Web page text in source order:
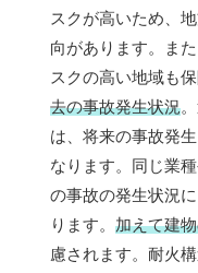
スクが高いため、
向があります。ま
スクの高い地域も
去の事故発生状況
は、将来の事故発
なります。同じ業
の事故の発生状況
ります。 加えて建
慮されます。耐火